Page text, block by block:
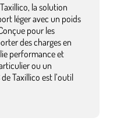
la solution
léger avec un poids
pour les
des charges en
performance et
ou un
Taxillico est l’outil